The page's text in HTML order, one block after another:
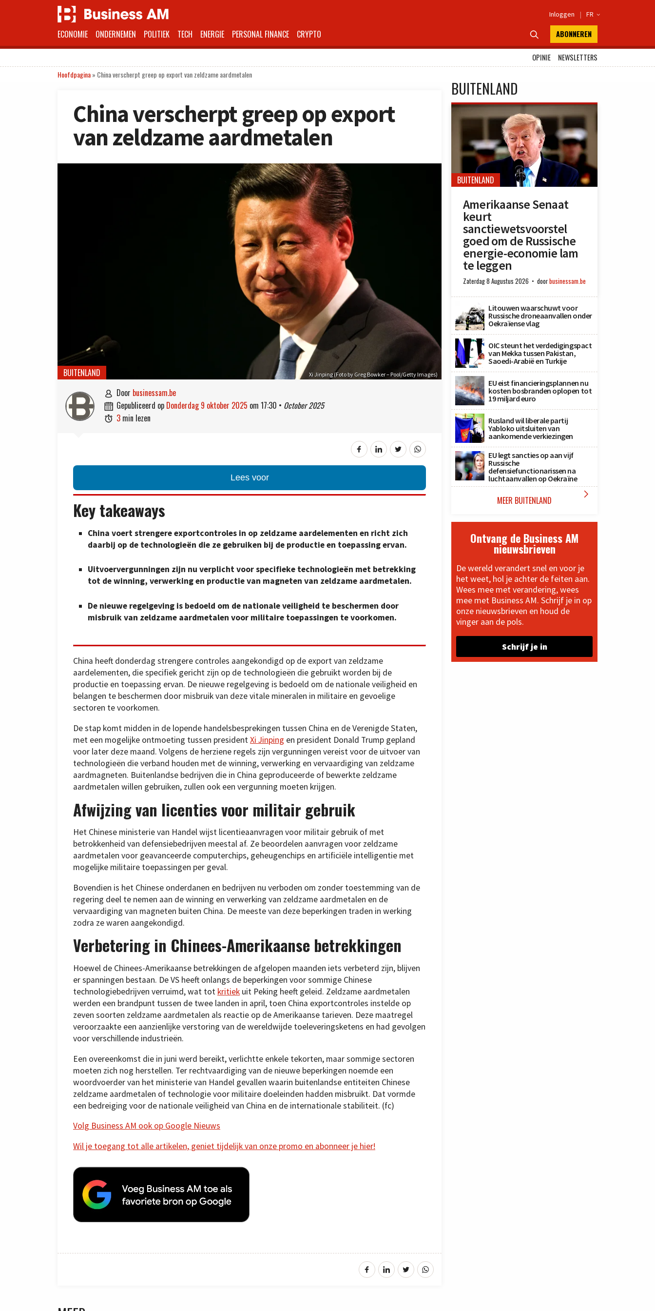
Inloggen | FR 
ECONOMIE ONDERNEMEN POLITIEK TECH ENERGIE PERSONAL FINANCE CRYPTO  ABONNEREN
OPINIE
NEWSLETTERS
Hoofdpagina» China verscherpt greep op export van zeldzame aardmetalen
China verscherpt greep op export
van zeldzame aardmetalen
Xi Jinping (Foto by Greg Bowker – Pool/Getty Images)
BUITENLAND
 door businessam.be
 gepubliceerd op donderdag 9 oktober 2025 om 17:30 • October 2025
 3 min lezen
Lees voor
Key takeaways
China voert strengere exportcontroles in op zeldzame aardelementen en richt zich
daarbij op de technologieën die ze gebruiken bij de productie en toepassing ervan.
Uitvoervergunningen zijn nu verplicht voor specifieke technologieën met betrekking
tot de winning, verwerking en productie van magneten van zeldzame aardmetalen.
De nieuwe regelgeving is bedoeld om de nationale veiligheid te beschermen door
misbruik van zeldzame aardmetalen voor militaire toepassingen te voorkomen.
China heeft donderdag strengere controles aangekondigd op de export van zeldzame
aardelementen, die specifiek gericht zijn op de technologieën die gebruikt worden bij de
productie en toepassing ervan. De nieuwe regelgeving is bedoeld om de nationale veiligheid en
belangen te beschermen door misbruik van deze vitale mineralen in militaire en gevoelige
sectoren te voorkomen.
De stap komt midden in de lopende handelsbesprekingen tussen China en de Verenigde Staten,
met een mogelijke ontmoeting tussen presidentXi Jinping en president Donald Trump gepland
voor later deze maand. Volgens de herziene regels zijn vergunningen vereist voor de uitvoer van
technologieën die verband houden met de winning, verwerking en vervaardiging van zeldzame
aardmagneten. Buitenlandse bedrijven die in China geproduceerde of bewerkte zeldzame
aardmetalen willen gebruiken, zullen ook een vergunning moeten krijgen.
Afwijzing van licenties voor militair gebruik
Het Chinese ministerie van Handel wijst licentieaanvragen voor militair gebruik of met
betrokkenheid van defensiebedrijven meestal af. Ze beoordelen aanvragen voor zeldzame
aardmetalen voor geavanceerde computerchips, geheugenchips en artificiële intelligentie met
mogelijke militaire toepassingen per geval.
Bovendien is het Chinese onderdanen en bedrijven nu verboden om zonder toestemming van de
regering deel te nemen aan de winning en verwerking van zeldzame aardmetalen en de
vervaardiging van magneten buiten China. De meeste van deze beperkingen traden in werking
zodra ze waren aangekondigd.
Verbetering in Chinees-Amerikaanse betrekkingen
Hoewel de Chinees-Amerikaanse betrekkingen de afgelopen maanden iets verbeterd zijn, blijven
er spanningen bestaan. De VS heeft onlangs de beperkingen voor sommige Chinese
technologiebedrijven verruimd, wat tot kritiek uit Peking heeft geleid. Zeldzame aardmetalen
werden een brandpunt tussen de twee landen in april, toen China exportcontroles instelde op
zeven soorten zeldzame aardmetalen als reactie op de Amerikaanse tarieven. Deze maatregel
veroorzaakte een aanzienlijke verstoring van de wereldwijde toeleveringsketens en had gevolgen
voor verschillende industrieën.
Een overeenkomst die in juni werd bereikt, verlichtte enkele tekorten, maar sommige sectoren
moeten zich nog herstellen. Ter rechtvaardiging van de nieuwe beperkingen noemde een
woordvoerder van het ministerie van Handel gevallen waarin buitenlandse entiteiten Chinese
zeldzame aardmetalen of technologie voor militaire doeleinden hadden misbruikt. Dat vormde
een bedreiging voor de nationale veiligheid van China en de internationale stabiliteit. (fc)
Volg Business AM ook op Google Nieuws
Wil je toegang tot alle artikelen, geniet tijdelijk van onze promo en abonneer je hier!
BUITENLAND
BUITENLAND
Amerikaanse Senaat
keurt
sanctiewetsvoorstel
goed om de Russische
energie-economie lam
te leggen
Zaterdag 8 Augustus 2026 doorbusinessam.be
Litouwen waarschuwt voor
Russische droneaanvallen onder
Oekraïense vlag
OIC steunt het verdedigingspact
van Mekka tussen Pakistan,
Saoedi-Arabië en Turkije
EU eist financieringsplannen nu
kosten bosbranden oplopen tot
19 miljard euro
Rusland wil liberale partij
Yabloko uitsluiten van
aankomende verkiezingen
EU legt sancties op aan vijf
Russische
defensiefunctionarissen na
luchtaanvallen op Oekraïne
MEER BUITENLAND 
Ontvang de Business AM
nieuwsbrieven
De wereld verandert snel en voor je
het weet, hol je achter de feiten aan.
Wees mee met verandering, wees
mee met Business AM. Schrijf je in op
onze nieuwsbrieven en houd de
vinger aan de pols.
Schrijf je in